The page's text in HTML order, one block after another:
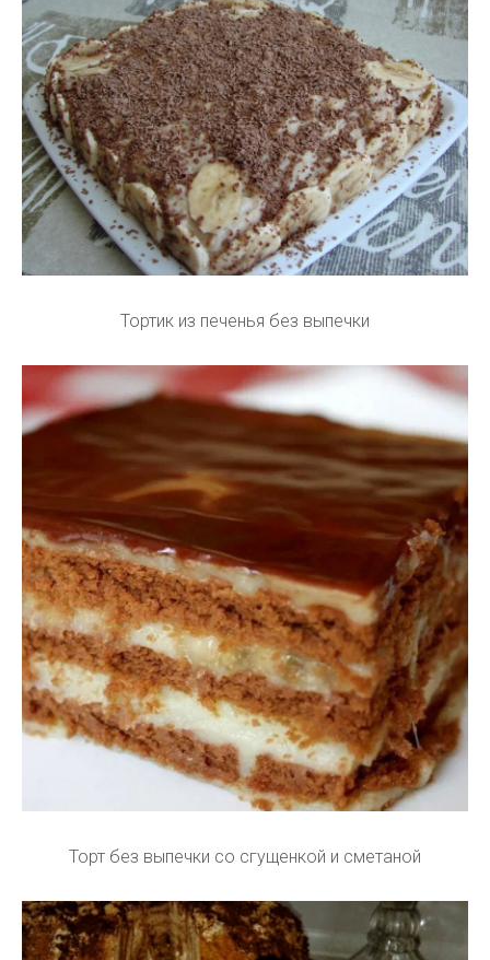
Тортик из печенья без выпечки
Торт без выпечки со сгущенкой и сметаной